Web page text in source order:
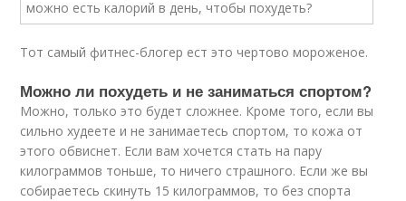
Тот самый фитнес-блогер ест это чертово мороженое.
Можно ли похудеть и не заниматься спортом?
Можно, только это будет сложнее. Кроме того, если вы
сильно худеете и не занимаетесь спортом, то кожа от
этого обвиснет. Если вам хочется стать на пару
килограммов тоньше, то ничего страшного. Если же вы
собираетесь скинуть 15 килограммов, то без спорта